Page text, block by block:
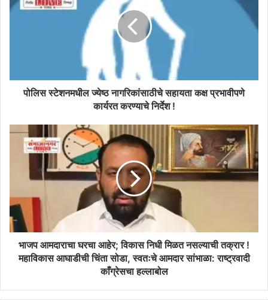
ज्येष्ठ
करण्याचे
निर्देशपोलिस स्टेशनमधील ज्येष्ठ नागरिकांसाठीचे सहायता कक्ष प्रभावीपणे
कार्यरत करण्याचे निर्देश !
भाजप
आमदाराचा
घरचा
मिळत
नसल्याची
तक्रार
महाविकास
सोडा,
भाजप आमदाराचा घरचा आहेर; विकास निधी मिळत नसल्याची तक्रार !
महाविकास आघाडीची चिंता सोडा, स्वतःचे आमदार सांभाळा: राष्ट्रवादी
काँग्रेसचा हल्लाबोल